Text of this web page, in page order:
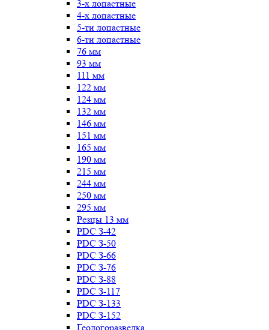
3-х лопастные
4-х лопастные
5-ти лопастные
6-ти лопастные
76 мм
93 мм
111 мм
122 мм
124 мм
132 мм
146 мм
151 мм
165 мм
190 мм
215 мм
244 мм
250 мм
295 мм
Резцы 13 мм
PDC З-42
PDC З-50
PDC З-66
PDC З-76
PDC З-88
PDC З-117
PDC З-133
PDC З-152
Геологоразведка